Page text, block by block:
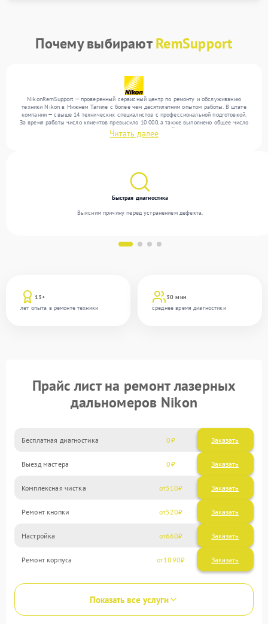
Почему выбираютRemSupport
NikonRemSupport — проверенный сервисный центр по ремонту и обслуживанию
техники Nikon в Нижнем Тагиле с более чем десятилетним опытом работы. В штате
компании — свыше 14 технических специалистов с профессиональной подготовкой.
За время работы число клиентов превысило 10 000, а также выполнено общее число
ремонтов превысило 12 000. Ежемесячно в сервисный центр поступает от 300
устройств, включая , , . Мы работаем с широким спектром неисправностей и
Читать далее
13+
лет опыта в ремонте техники
30 мин
среднее время диагностики
Быстрая диагностика
Выясним причину перед устранением дефекта.
Прайс лист на ремонт лазерных
дальномеров Nikon
Бесплатная диагностика 0 Заказать
Выезд мастера 0 Заказать
Комплексная чистка 510
Ремонт кнопки 520
Настройка 660
Ремонт корпуса 1090
Показать все услуги